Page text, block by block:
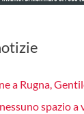
a Rugna,
spazio a